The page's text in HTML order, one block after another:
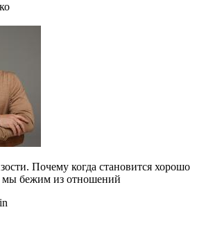
Почему когда становится хорошо
мы бежим из отношений